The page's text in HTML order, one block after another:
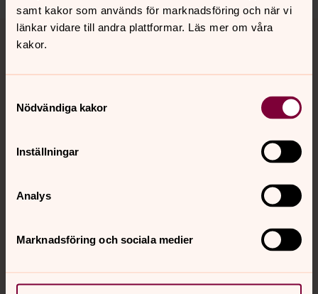
samt kakor som används för marknadsföring och när vi
länkar vidare till andra plattformar. Läs mer om våra
kakor.
Nödvändiga kakor
Inställningar
Analys
Marknadsföring och sociala medier
Tillbaka till toppen
Tillbaka till innehållet
Kalender
Hitta snabbt